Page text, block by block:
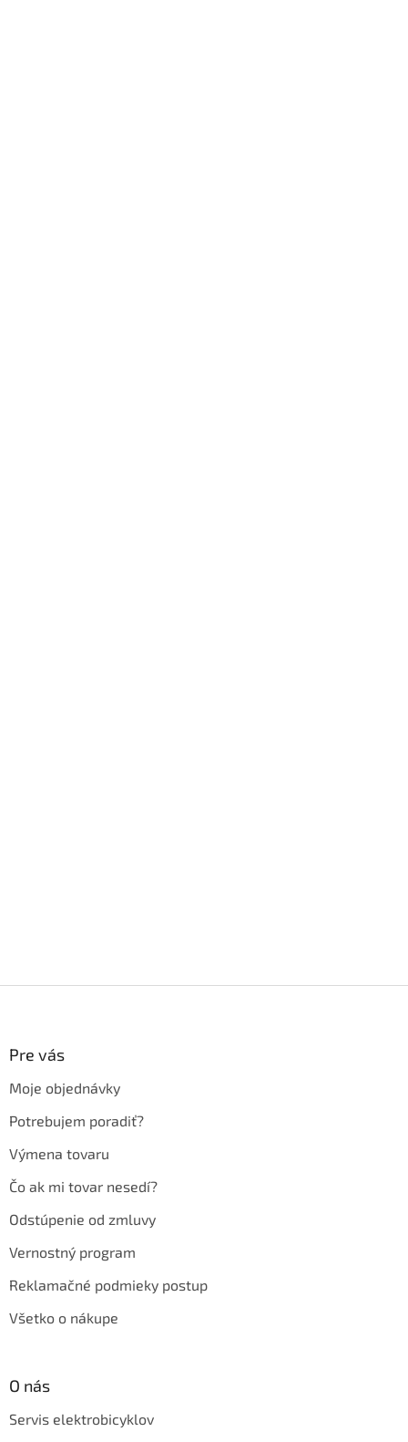
Pre vás
Moje objednávky
Potrebujem poradiť?
Výmena tovaru
Čo ak mi tovar nesedí?
Odstúpenie od zmluvy
Vernostný program
Reklamačné podmieky postup
Všetko o nákupe
O nás
Servis elektrobicyklov